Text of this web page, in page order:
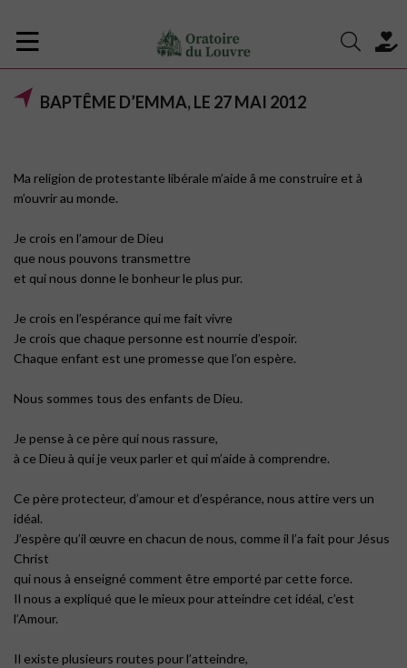
BAPTÊME D’EMMA, LE 27 MAI 2012
Ma religion de protestante libérale m’aide â me construire et à
m’ouvrir au monde.
Je crois en l’amour de Dieu
que nous pouvons transmettre
et qui nous donne le bonheur le plus pur.
Je crois en l’espérance qui me fait vivre
Je crois que chaque personne est nourrie d’espoir.
Chaque enfant est une promesse que l’on espère.
Nous sommes tous des enfants de Dieu.
Je pense à ce père qui nous rassure,
à ce Dieu à qui je veux parler et qui m’aide à comprendre.
Ce père protecteur, d’amour et d’espérance, nous attire vers un
idéal.
J’espère qu’il œuvre en chacun de nous, comme il l’a fait pour Jésus
Christ
qui nous à enseigné comment être emporté par cette force.
Il nous a expliqué que le mieux pour atteindre cet idéal, c’est
l’Amour.
Il existe plusieurs routes pour l’atteindre,